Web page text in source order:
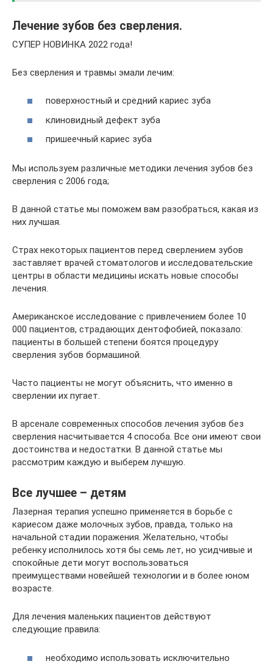
Лечение зубов без сверления.
СУПЕР НОВИНКА 2022 года!
Без сверления и травмы эмали лечим:
поверхностный и средний кариес зуба
клиновидный дефект зуба
пришеечный кариес зуба
Мы используем различные методики лечения зубов без
сверления с 2006 года;
В данной статье мы поможем вам разобраться, какая из
них лучшая.
Страх некоторых пациентов перед сверлением зубов
заставляет врачей стоматологов и исследовательские
центры в области медицины искать новые способы
лечения.
Американское исследование с привлечением более 10
000 пациентов, страдающих дентофобией, показало:
пациенты в большей степени боятся процедуру
сверления зубов бормашиной.
Часто пациенты не могут объяснить, что именно в
сверлении их пугает.
В арсенале современных способов лечения зубов без
сверления насчитывается 4 способа. Все они имеют свои
достоинства и недостатки. В данной статье мы
рассмотрим каждую и выберем лучшую.
Все лучшее – детям
Лазерная терапия успешно применяется в борьбе с
кариесом даже молочных зубов, правда, только на
начальной стадии поражения. Желательно, чтобы
ребенку исполнилось хотя бы семь лет, но усидчивые и
спокойные дети могут воспользоваться
преимуществами новейшей технологии и в более юном
возрасте.
Для лечения маленьких пациентов действуют
следующие правила:
необходимо использовать исключительно